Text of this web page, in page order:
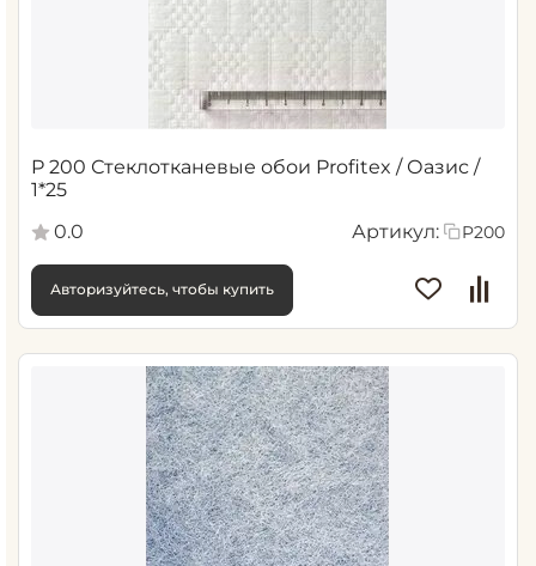
P 200 Стеклотканевые обои Profitex / Оазис /
1*25
0.0
Артикул: P200
Авторизуйтесь, чтобы купить